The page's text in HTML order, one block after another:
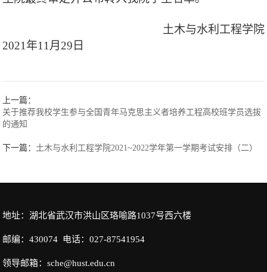
土木与水利工程学院
2021 年11 月 29 日
上一篇：
关于推荐我校学生参与全国青年马克思主义者培养工程高校班学员选拔
的通知
下一篇： 土木与水利工程学院2021~2022学年第一学期考试安排（二）
地址：湖北省武汉市洪山区珞喻路1037号西六楼
邮编：430074 电话：027-87541954
领导邮箱：sche@hust.edu.cn